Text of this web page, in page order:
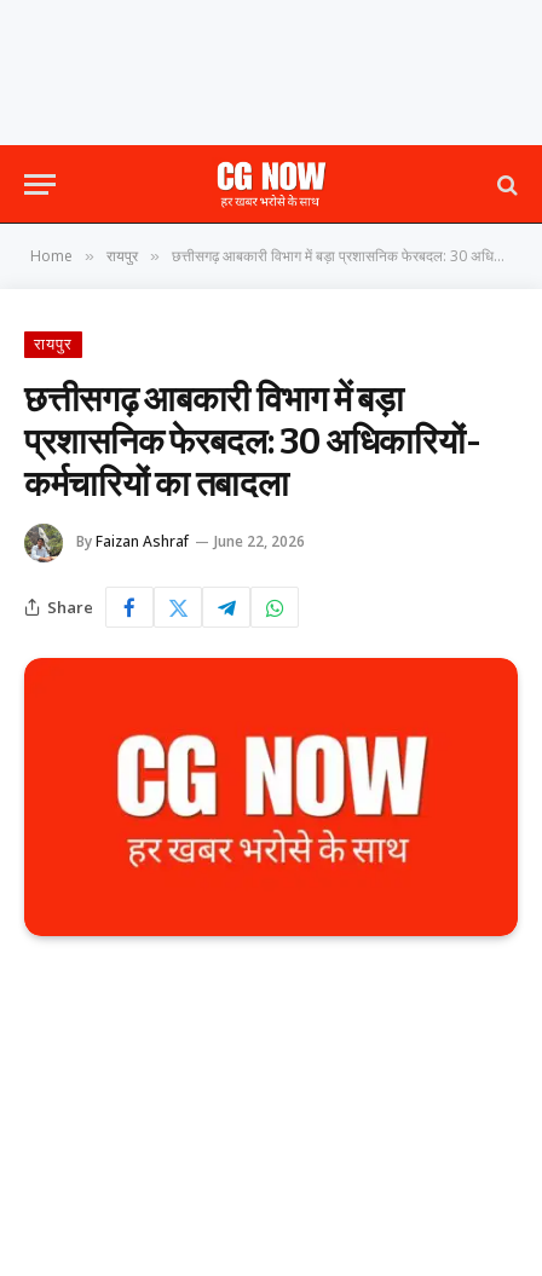
Home » रायपुर » छत्तीसगढ़ आबकारी विभाग में बड़ा प्रशासनिक फेरबदल: 30 अधिकारियों-कर्मचारियों का तबादला
रायपुर
छत्तीसगढ़ आबकारी विभाग में बड़ा
प्रशासनिक फेरबदल: 30 अधिकारियों-
कर्मचारियों का तबादला
ByFaizan Ashraf June 22, 2026
Share